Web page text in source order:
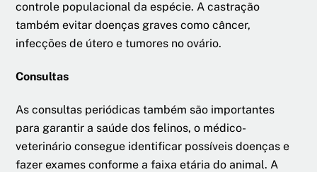
controle populacional da espécie. A castração
também evitar doenças graves como câncer,
infecções de útero e tumores no ovário.
Consultas
As consultas periódicas também são importantes
para garantir a saúde dos felinos, o médico-
veterinário consegue identificar possíveis doenças e
fazer exames conforme a faixa etária do animal. A